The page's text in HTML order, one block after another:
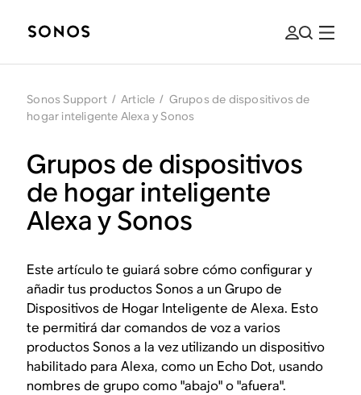
Sonos Support / Article / Grupos de dispositivos de
hogar inteligente Alexa y Sonos
Grupos de dispositivos
de hogar inteligente
Alexa y Sonos
Este artículo te guiará sobre cómo configurar y
añadir tus productos Sonos a un Grupo de
Dispositivos de Hogar Inteligente de Alexa. Esto
te permitirá dar comandos de voz a varios
productos Sonos a la vez utilizando un dispositivo
habilitado para Alexa, como un Echo Dot, usando
nombres de grupo como "abajo" o "afuera".